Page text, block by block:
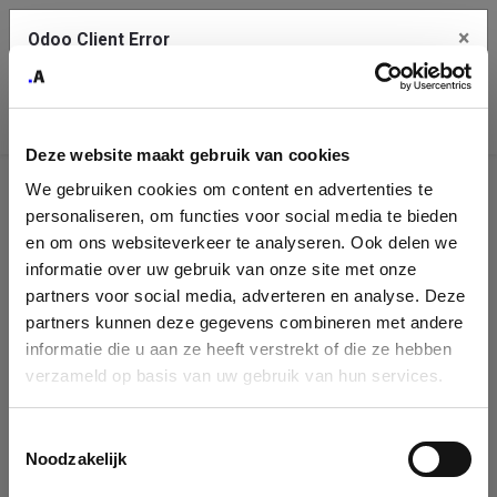
Deze website maakt gebruik van cookies
We gebruiken cookies om content en advertenties te
personaliseren, om functies voor social media te bieden
en om ons websiteverkeer te analyseren. Ook delen we
informatie over uw gebruik van onze site met onze
partners voor social media, adverteren en analyse. Deze
partners kunnen deze gegevens combineren met andere
informatie die u aan ze heeft verstrekt of die ze hebben
verzameld op basis van uw gebruik van hun services.
Noodzakelijk
Company
Identification
Please fill in your company details
You can search a company in our database by name, VAT or
enterprise ID. When a company is selected it will auto-complete the
form. If you don't find your company in our database, you can create
Odoo Client Error ×
service.
See details
Ok